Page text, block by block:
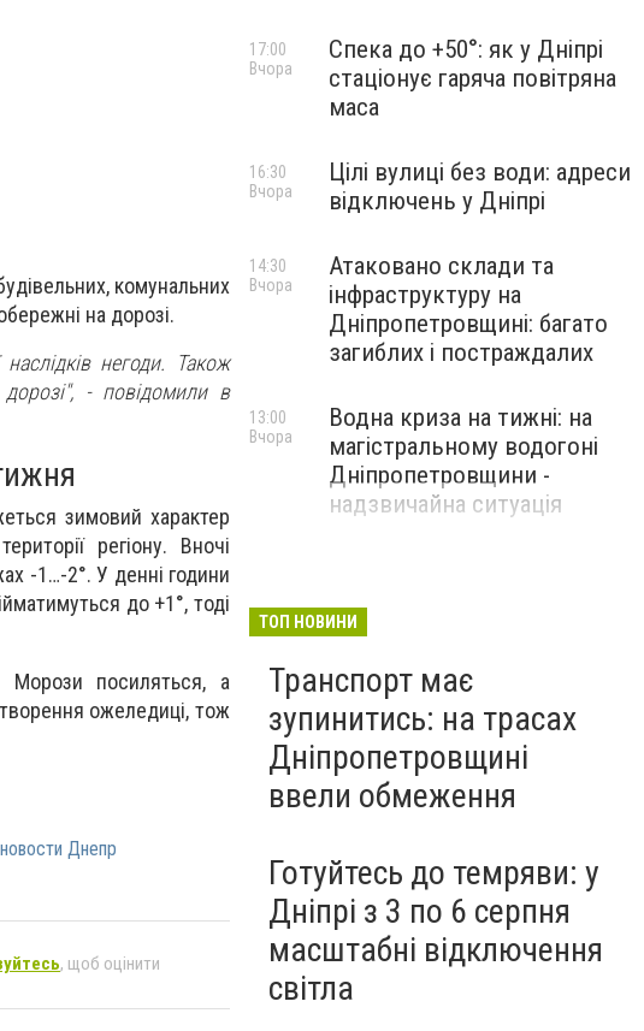
комунальних
на дорозі.
негоди.
Також
- повідомили в
зимовий характер
регіону. Вночі
-1…-2°. У денні години
до +1°, тоді
Морози посиляться, а
ожеледиці, тож
Днепр
, щоб оцінити
Спека до +50°: як у Дніпрі
стаціонує гаряча повітряна
маса
17:00
Вчора
Цілі вулиці без води: адреси
відключень у Дніпрі
16:30
Вчора
Атаковано склади та
інфраструктуру на
Дніпропетровщині: багато
загиблих і постраждалих
14:30
Вчора
Водна криза на тижні: на
магістральному водогоні
Дніпропетровщини -
надзвичайна ситуація
13:00
Вчора
ТОП НОВИНИ
Транспорт має
зупинитись: на трасах
Дніпропетровщині
ввели обмеження
Готуйтесь до темряви: у
Дніпрі з 3 по 6 серпня
масштабні відключення
світла